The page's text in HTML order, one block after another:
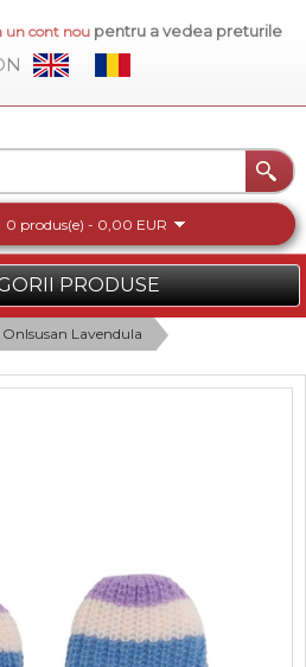
un cont nou pentru a vedea preturile
0 produs(e) - 0,00 EUR
PRODUSE
Lavendula